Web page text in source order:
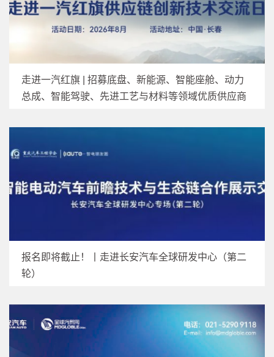
走进一汽红旗 | 招募底盘、新能源、智能座舱、动力
总成、智能驾驶、先进工艺与材料等领域优质供应商
报名即将截止！丨走进长安汽车全球研发中心（第二
轮）